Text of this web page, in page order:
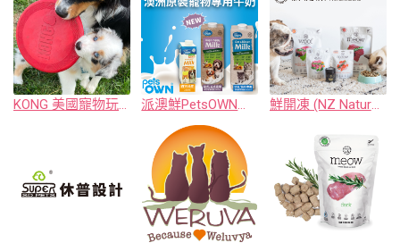
KONG 美國寵物玩具第一品牌 派澳鮮PetsOWN澳洲寵物專用牛奶 鮮開凍 (NZ Natural)：紐西蘭純淨凍乾